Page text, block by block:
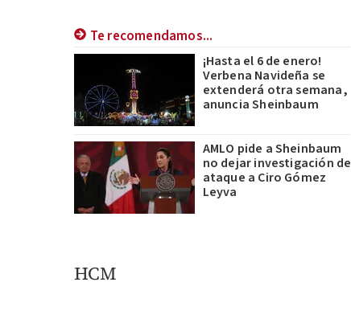
Te recomendamos...
¡Hasta el 6 de enero!
Verbena Navideña se
extenderá otra semana,
anuncia Sheinbaum
AMLO pide a Sheinbaum
no dejar investigación de
ataque a Ciro Gómez
Leyva
HCM